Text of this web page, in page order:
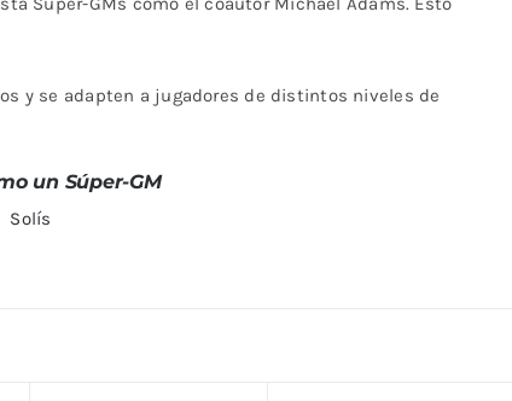
y se adapten a jugadores de distintos niveles de
un Súper-GM
Solís